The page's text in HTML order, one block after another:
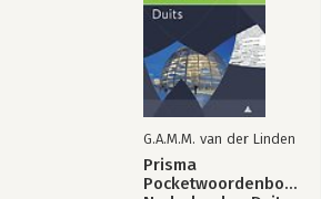
G.A.M.M. van der Linden
Prisma
Pocketwoordenboek